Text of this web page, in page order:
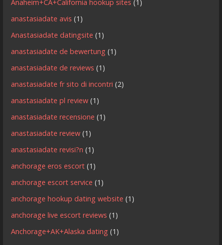
Anaheim+CA+California hookup sites (1)
anastasiadate avis (1)
Anastasiadate datingsite (1)
anastasiadate de bewertung (1)
anastasiadate de reviews (1)
anastasiadate fr sito di incontri (2)
anastasiadate pl review (1)
anastasiadate recensione (1)
anastasiadate review (1)
anastasiadate revisi?n (1)
anchorage eros escort (1)
anchorage escort service (1)
anchorage hookup dating website (1)
anchorage live escort reviews (1)
Anchorage+AK+Alaska dating (1)